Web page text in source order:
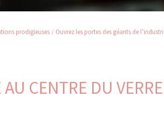
prodigieuses Ouvrez les portes des géants de
AU CENTRE DU VERRE